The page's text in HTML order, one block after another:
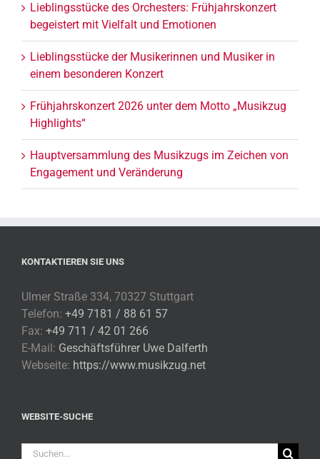
Lieblingsstücke des Orchesters: Frühjahrskonzert
begeistert mit Vielfalt und Emotionen
Lieblingsstücke der Musikerinnen und Musiker in
einem besonderen Konzert
Frühjahrskonzert 2026 unter dem Motto „Musikzug
Highlights“
Hauptversammlung des Musikzugs im Zeichen von
Engagement und Veränderung
KONTAKTIEREN SIE UNS
Ulmer Straße 334, 70327 Stuttgart
Telefon: +49 7181 / 88 61 57
Fax: +49 711 / 42 01 266
E-Mail: Geschäftsführer Uwe Dalferth
Webseite: https://www.musikzug.net
WEBSITE-SUCHE
Suche